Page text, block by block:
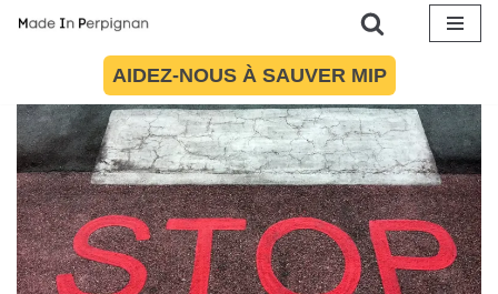
contenu
AIDEZ-NOUS À SAUVER MIP
Occitanie
25 octobre 2023 parPauline Garnier Santé